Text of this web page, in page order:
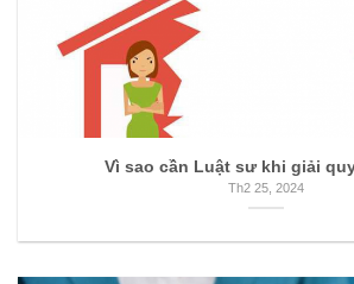
Vì sao cần Luật sư khi giải
Th2 25, 2024